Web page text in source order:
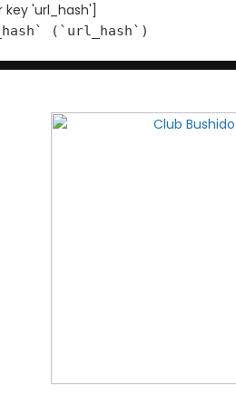
'url_hash']
(`url_hash`)